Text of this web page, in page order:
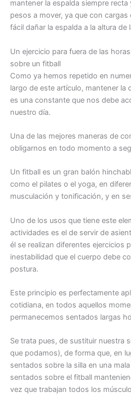
mantener la espalda siempre
pesos a mover, ya que con
fácil dañar la espalda a la altura de
Un ejercicio para fuera de las
sobre un fitball
Como ya hemos repetido en
largo de este artículo, mantener la
es una constante que nos debe
nuestro día.
Una de las mejores maneras de
obligarnos en todo momento a
Un fitball es un gran balón
como el pilates o el yoga, en
musculación y tonificación, y en
Uno de los usos que tiene este
actividades es el de servir de
él se realizan diferentes ejercicios
inestabilidad que el cuerpo debe
postura.
Este principio es perfectamente
cotidiana, en todos aquellos
permanecemos sentados largas
Se trata pues, de sustituir nuestra
que podamos), de forma que, en
sentados sobre la silla en una
sentados sobre el fitball
vez que trabajan todos los